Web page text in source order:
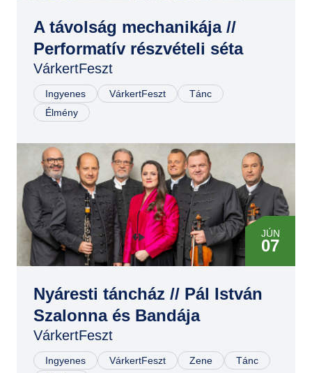
A távolság mechanikája //
Performatív részvételi séta
VárkertFeszt
Ingyenes VárkertFeszt
Tánc
Élmény
JÚN
07
Nyáresti táncház // Pál István
Szalonna és Bandája
VárkertFeszt
Ingyenes VárkertFeszt Zene
Tánc